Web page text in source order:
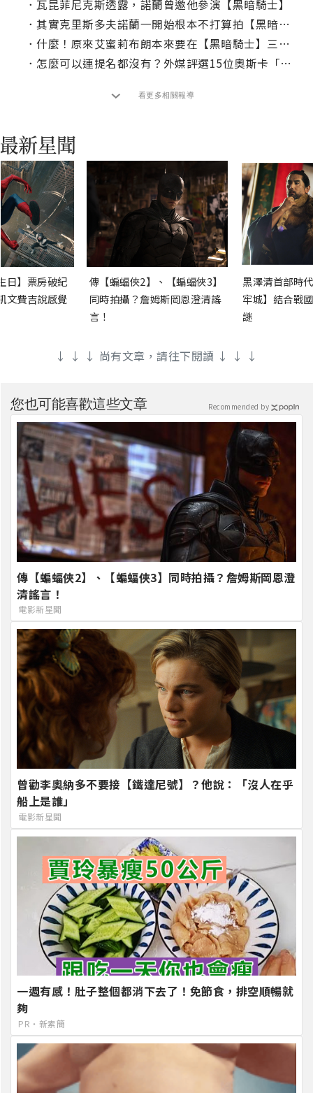
． 瓦昆菲尼克斯透露，諾蘭曾邀他參演【黑暗騎士】
． 其實克里斯多夫諾蘭一開始根本不打算拍【黑暗騎士】？
． 什麼！原來艾蜜莉布朗本來要在【黑暗騎士】三部曲演她？
． 怎麼可以連提名都沒有？外媒評選15位奧斯卡「最佳導演」遺珠
看更多相關報導
日】票房破紀
文費吉說感覺
傳【蝙蝠俠2】、【蝙蝠俠3】
同時拍攝？詹姆斯岡恩澄清謠
言！
黑澤清首部時
牢城】結合戰
謎
↓ ↓ ↓ 尚有文章，請往下閱讀 ↓ ↓ ↓
您也可能喜歡這些文章
傳【蝙蝠俠2】、【蝙蝠俠3】同時拍攝？詹姆斯岡恩澄
清謠言！
電影新星聞
曾勸李奧納多不要接【鐵達尼號】？他說：「沒人在乎
船上是誰」
電影新星聞
一週有感！肚子整個都消下去了！免節食，排空順暢就
夠
PR・新素簡
Recommended by